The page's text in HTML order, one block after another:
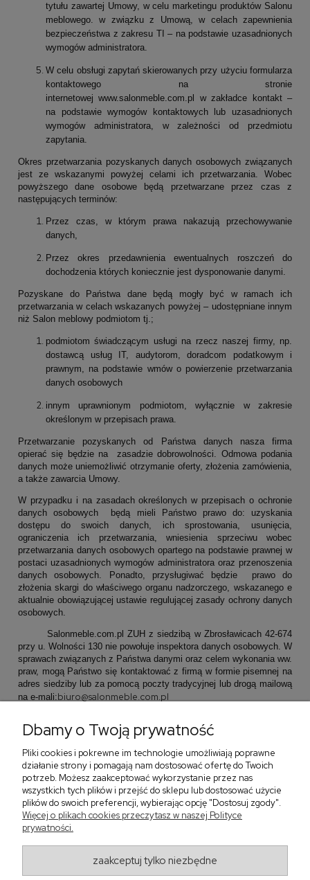
tytułu zawartej Umowy, w celu marketingu produktów Salonu
meblowego. w związku z Umową, w celach zapewnienia
bezpieczeństwa z zakresu TI – na podstawie uzasadnionych
wymogów administratora.
W celu obsługi zapytań skierowanych przy użyciu formularza
kontaktowego na stronie
internetowej www.salonmeble.com.pl w zakładce kontakt –
na podstawie wymogów kontaktowych lub uzasadnionych
wymogów administratora, w zależności od przedmiotu
zapytania.
Okres przetwarzania pozyskanych danych osobowych związanych
jest ze wskazanymi powyżej celami ich przetwarzania. Wobec
powyższego dane osobowe będą przetwarzane przez czas z
następujących terminów:
Przez czas, w którym prawa nakazują przechowywanie
danych,
Przez okres przedawnienia ewentualnych roszczeń do
dochodzenia których koniecznie jest dysponowanie danymi.
Pozyskane do Państwa dane będą mogły być w ramach ich
przetwarzania w celach wskazanych powyżej – udostępniane innym
niż Salon meblowy podmiotom tj.;
podmiotom świadczącym usługi na rzecz naszej firmy, np.
dostawcą usług IT, audytorom, doradcom podatkowym i
prawnym, na podstawie wmów o powierzenie przetwarzania
danych osobowych
innym uprawnionym podmiotom, wyłącznie w zakresie
określonym w przepisach prawa.
Przetwarzanie pozyskanych od Państwa danych nasza firma
opierać się będzie na zasadzie dobrowolności. Odmowa podania
danych może uniemożliwić otrzymanie oferty, złożenia zamówienia,
a także zawarcia Umowy.
W przypadku i na zasadach określonych w przepisach o ochronie
danych osobowych będą mieli Państwo prawo do: uzyskania
dostępu do swoich danych, ich sprostowania, usunięcia,
ograniczenia ich przetwarzania, wniesienia sprzeciwu wobec
przetwarzania danych osobowych opartego na podstawie prawnej w
postaci uzasadnionych wymogów administratora oraz przenoszenia
danych osobowych. Ponadto, przysługiwać będzie prawo do
złożenia skargi do właściwego organu nadzorczego, wskazanego e
aktualnie obowiązującej ustawie regulującej zasady ochrony danych
osobowych.
Salonmeble.com.pl ZUH z siedzibą w Zbrosławicach 42-674
przy u. Wolności 130 nie powołuje inspektora danych osobowych. W
sprawach związanych z Państwa danymi oraz celem wykonania ww.
praw, mogą Państwo się kontaktować z firmą w formie pisemnej na
adres siedziby lub za pomocą poczty tradycyjnej lub drogą mailową
na e-mali:biuro@salonmeble.com.pl
Pomoc
O nas
Dbamy o Twoją prywatność
Pliki cookies i pokrewne im technologie umożliwiają poprawne
działanie strony i pomagają nam dostosować ofertę do Twoich
potrzeb. Możesz zaakceptować wykorzystanie przez nas
wszystkich tych plików i przejść do sklepu lub dostosować użycie
plików do swoich preferencji, wybierając opcję "Dostosuj zgody".
Więcej o plikach cookies przeczytasz w naszej Polityce
prywatności.
zaakceptuj tylko niezbędne